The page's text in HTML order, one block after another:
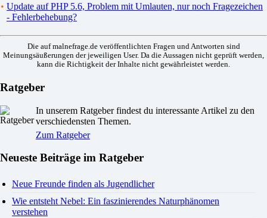
• Update auf PHP 5.6, Problem mit Umlauten, nur noch Fragezeichen
- Fehlerbehebung?
Die auf malnefrage.de veröffentlichten Fragen und Antworten sind
Meinungsäußerungen der jeweiligen User. Da die Aussagen nicht geprüft werden,
kann die Richtigkeit der Inhalte nicht gewährleistet werden.
Ratgeber
In unserem Ratgeber findest du interessante Artikel zu den
verschiedensten Themen.
Zum Ratgeber
Neueste Beiträge im Ratgeber
Neue Freunde finden als Jugendlicher
Wie entsteht Nebel: Ein faszinierendes Naturphänomen
verstehen